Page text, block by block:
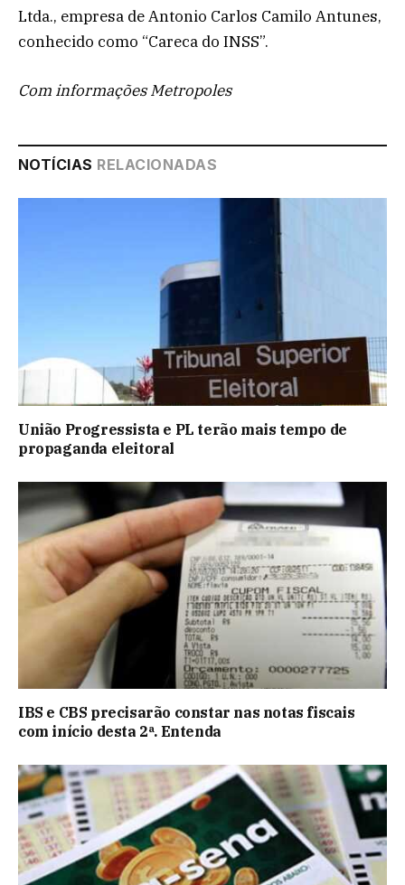
Ltda., empresa de Antonio Carlos Camilo Antunes,
conhecido como “Careca do INSS”.
Com informações Metropoles
NOTÍCIAS RELACIONADAS
União Progressista e PL terão mais tempo de
propaganda eleitoral
IBS e CBS precisarão constar nas notas fiscais
com início desta 2ª. Entenda